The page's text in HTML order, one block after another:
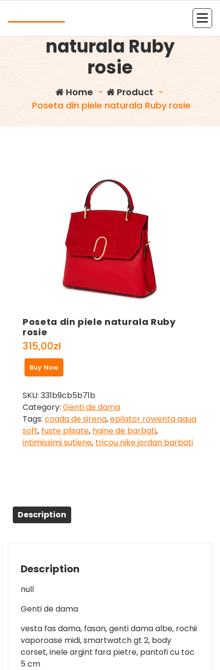
Poseta din piele
naturala Ruby
rosie
Home- Product -
Poseta din piele naturala Ruby rosie
Poseta din piele naturala Ruby
rosie
315,00zł
Buy Now
SKU: 331b9cb5b71b
Category: Genti de dama
Tags: coada de sirena,epilator rowenta aqua
soft, fuste plisate, haine de barbati,
intimissimi sutiene, tricou nike jordan barbati
Description
Description
null
Genti de dama
vesta fas dama, fasan, genti dama albe, rochii
vaporoase midi, smartwatch gt 2, body
corset, inele argint fara pietre, pantofi cu toc
5 cm